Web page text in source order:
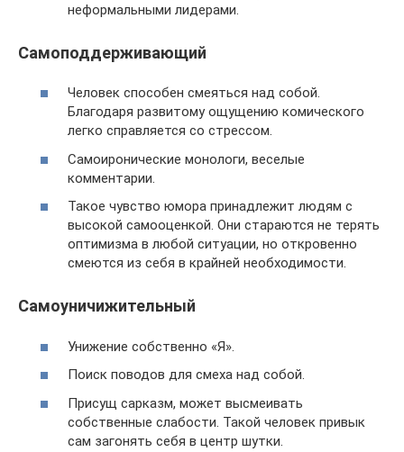
неформальными лидерами.
Самоподдерживающий
Человек способен смеяться над собой.
Благодаря развитому ощущению комического
легко справляется со стрессом.
Самоиронические монологи, веселые
комментарии.
Такое чувство юмора принадлежит людям с
высокой самооценкой. Они стараются не терять
оптимизма в любой ситуации, но откровенно
смеются из себя в крайней необходимости.
Самоуничижительный
Унижение собственно «Я».
Поиск поводов для смеха над собой.
Присущ сарказм, может высмеивать
собственные слабости. Такой человек привык
сам загонять себя в центр шутки.